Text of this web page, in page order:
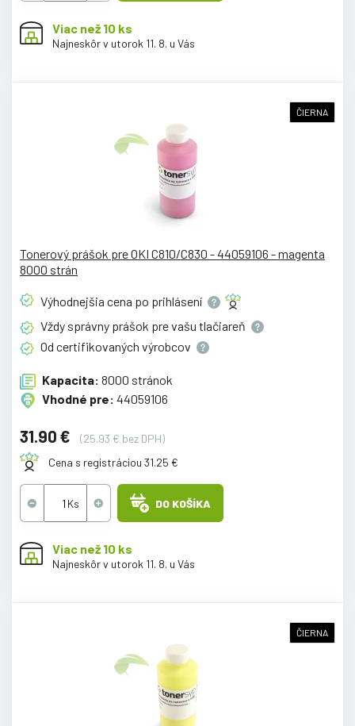
Viac než 10 ks
Najneskôr v utorok 11. 8. u Vás
ČIERNA
Tonerový prášok pre OKI C810/C830 - 44059106 - magenta
8000 strán
Výhodnejšia cena po prihlásení
Vždy správny prášok pre vašu tlačiareň
Od certifikovaných výrobcov
Kapacita: 8000 stránok
Vhodné pre: 44059106
31.90 €
(25.93 € bez DPH)
Cena s registráciou 31.25 €
DO KOŠÍKA
Viac než 10 ks
Najneskôr v utorok 11. 8. u Vás
ČIERNA